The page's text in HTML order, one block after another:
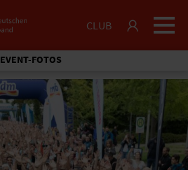
CLUB
EVENT-FOTOS